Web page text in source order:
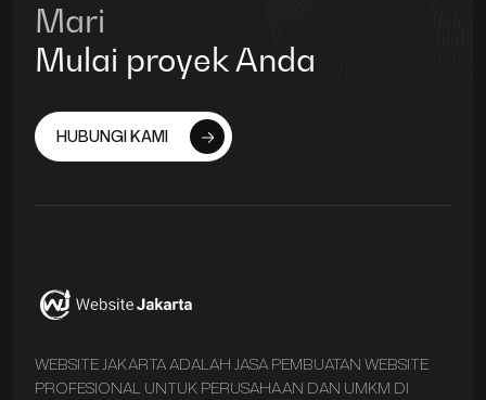
Mari
Mulai proyek Anda
HUBUNGI KAMI
WEBSITE JAKARTA ADALAH JASA PEMBUATAN WEBSITE
PROFESIONAL UNTUK PERUSAHAAN DAN UMKM DI